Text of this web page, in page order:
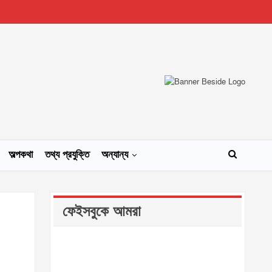
অল্পকথা তথ্য প্রযুক্তি অন্যান্য
ফেইসবুকে আমরা